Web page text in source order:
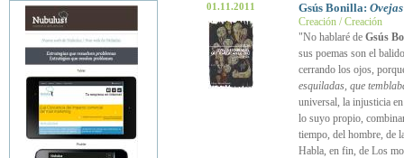
01.11.2011 Gsús Bonilla:
Creación / Creación
"No hablaré de Gsús
sus poemas son el
cerrando los ojos,
esquiladas, que
universal, la injusticia
lo suyo propio,
tiempo, del hombre, de
Habla, en fin, de Los